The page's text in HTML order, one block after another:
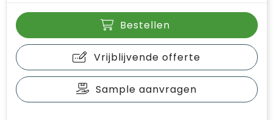
Bestellen
Vrijblijvende offerte
Sample aanvragen